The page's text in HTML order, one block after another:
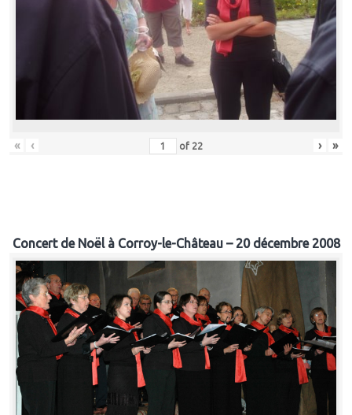
« ‹ of 22 › »
Concert de Noël à Corroy-le-Château – 20 décembre 2008